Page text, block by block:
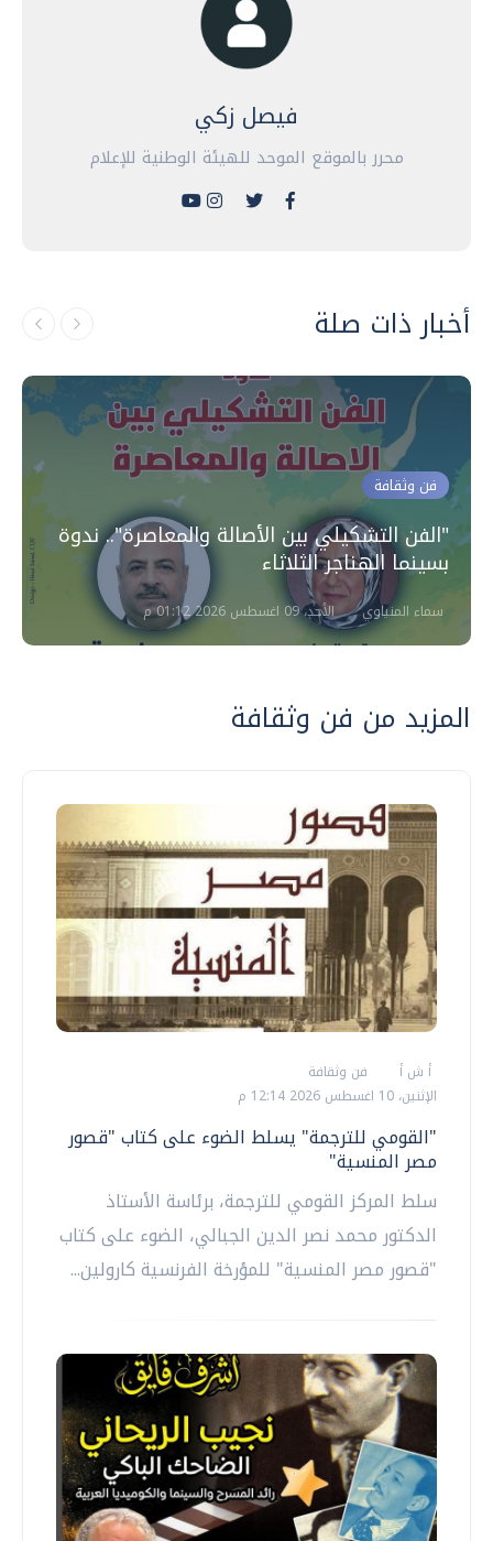
فيصل زكي
محرر بالموقع الموحد للهيئة الوطنية للإعلام
أخبار ذات صلة
فن وثقافة
"الفن التشكيلي بين الأصالة والمعاصرة".. ندوة
بسينما الهناجر الثلاثاء
سماء المنياوي الأحد، 09 اغسطس 2026 01:12 م
المزيد من فن وثقافة
أ ش أ
فن وثقافة
الإثنين، 10 اغسطس 2026 12:14 م
"القومي للترجمة" يسلط الضوء على كتاب "قصور
مصر المنسية"
سلط المركز القومي للترجمة، برئاسة الأستاذ
الدكتور محمد نصر الدين الجبالي، الضوء على كتاب
"قصور مصر المنسية" للمؤرخة الفرنسية كارولين...